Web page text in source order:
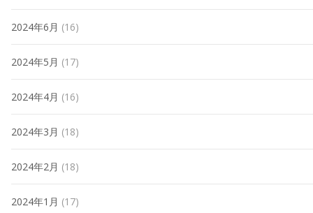
2024年6月 (16)
2024年5月 (17)
2024年4月 (16)
2024年3月 (18)
2024年2月 (18)
2024年1月 (17)